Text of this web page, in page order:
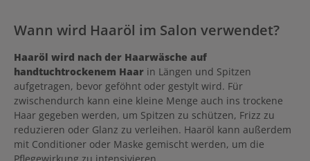
Wann wird Haaröl im Salon verwendet?
Haaröl wird nach der Haarwäsche auf
handtuchtrockenem Haar in Längen und Spitzen
aufgetragen, bevor geföhnt oder gestylt wird. Für
zwischendurch kann eine kleine Menge auch ins trockene
Haar gegeben werden, um Spitzen zu schützen, Frizz zu
reduzieren oder Glanz zu verleihen. Haaröl kann außerdem
mit Conditioner oder Maske gemischt werden, um die